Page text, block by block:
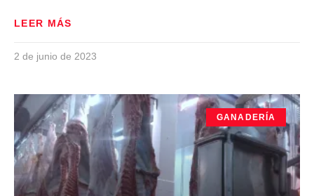
LEER MÁS
2 de junio de 2023
GANADERÍA